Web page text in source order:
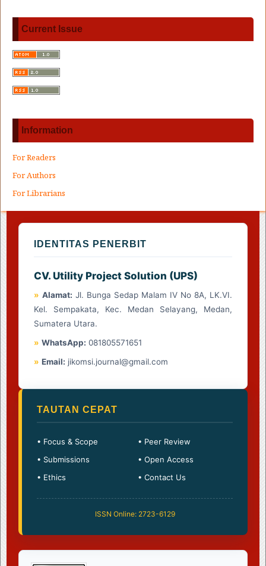
Current Issue
Information
For Readers
For Authors
For Librarians
IDENTITAS PENERBIT
CV. Utility Project Solution (UPS)
» Alamat: Jl. Bunga Sedap Malam IV No 8A, LK.VI.
Kel. Sempakata, Kec. Medan Selayang, Medan,
Sumatera Utara.
» WhatsApp: 081805571651
» Email: jikomsi.journal@gmail.com
TAUTAN CEPAT
• Focus & Scope
• Peer Review
• Submissions
• Open Access
• Ethics
• Contact Us
ISSN Online: 2723-6129